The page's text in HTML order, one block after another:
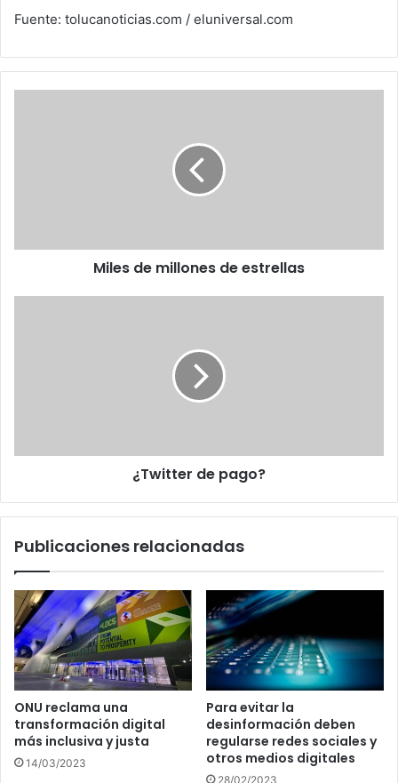
Fuente: tolucanoticias.com / eluniversal.com
Miles de millones de estrellas
¿Twitter de pago?
Publicaciones relacionadas
ONU reclama una
transformación digital
más inclusiva y justa
14/03/2023
Para evitar la
desinformación deben
regularse redes sociales y
otros medios digitales
28/02/2023